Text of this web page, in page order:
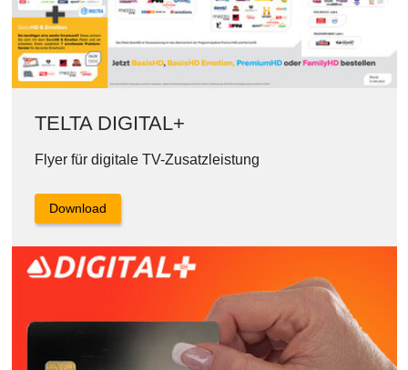
TELTA DIGITAL+
Flyer für digitale TV-Zusatzleistung
Download